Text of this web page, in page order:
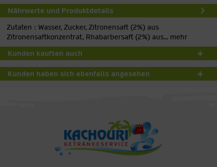
Nährwerte und Produktdetails
Zutaten : Wasser, Zucker, Zitronensaft (2%) aus
Zitronensaftkonzentrat, Rhabarbersaft (2%) aus... mehr
Kunden kauften auch
Kunden haben sich ebenfalls angesehen